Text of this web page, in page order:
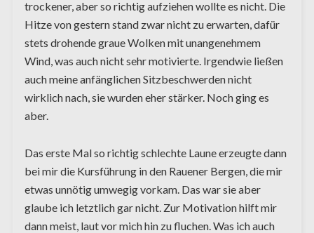
trockener, aber so richtig aufziehen wollte es nicht. Die
Hitze von gestern stand zwar nicht zu erwarten, dafür
stets drohende graue Wolken mit unangenehmem
Wind, was auch nicht sehr motivierte. Irgendwie ließen
auch meine anfänglichen Sitzbeschwerden nicht
wirklich nach, sie wurden eher stärker. Noch ging es
aber.
Das erste Mal so richtig schlechte Laune erzeugte dann
bei mir die Kursführung in den Rauener Bergen, die mir
etwas unnötig umwegig vorkam. Das war sie aber
glaube ich letztlich gar nicht. Zur Motivation hilft mir
dann meist, laut vor mich hin zu fluchen. Was ich auch